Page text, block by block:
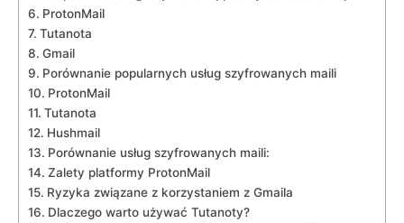
ProtonMail
Tutanota
Gmail
Porównanie popularnych usług szyfrowanych maili
ProtonMail
Tutanota
Hushmail
Porównanie usług szyfrowanych maili:
Zalety platformy ProtonMail
Ryzyka związane z korzystaniem z Gmaila
Dlaczego warto używać Tutanoty?